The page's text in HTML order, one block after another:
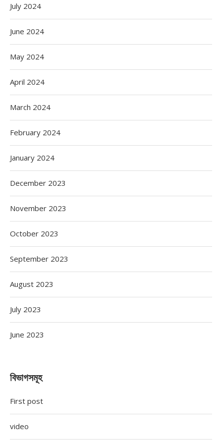
July 2024
June 2024
May 2024
April 2024
March 2024
February 2024
January 2024
December 2023
November 2023
October 2023
September 2023
August 2023
July 2023
June 2023
বিভাগসমূহ
First post
video